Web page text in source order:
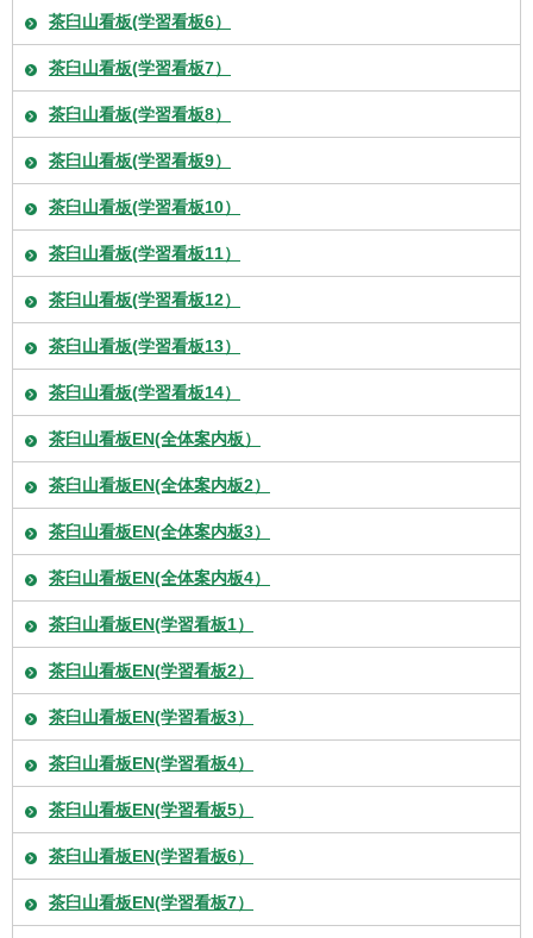
茶臼山看板(学習看板6）
茶臼山看板(学習看板7）
茶臼山看板(学習看板8）
茶臼山看板(学習看板9）
茶臼山看板(学習看板10）
茶臼山看板(学習看板11）
茶臼山看板(学習看板12）
茶臼山看板(学習看板13）
茶臼山看板(学習看板14）
茶臼山看板EN(全体案内板）
茶臼山看板EN(全体案内板2）
茶臼山看板EN(全体案内板3）
茶臼山看板EN(全体案内板4）
茶臼山看板EN(学習看板1）
茶臼山看板EN(学習看板2）
茶臼山看板EN(学習看板3）
茶臼山看板EN(学習看板4）
茶臼山看板EN(学習看板5）
茶臼山看板EN(学習看板6）
茶臼山看板EN(学習看板7）